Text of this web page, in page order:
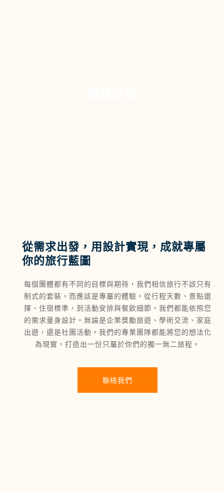
從需求出發，用設計實現，成就專屬
你的旅行藍圖
每個團體都有不同的目標與期待，我們相信旅行不該只有
制式的套裝，而應該是專屬的體驗。從行程天數、景點選
擇、住宿標準，到活動安排與餐飲細節，我們都能依照您
的需求量身設計。無論是企業獎勵旅遊、學術交流、家庭
出遊，還是社團活動，我們的專業團隊都能將您的想法化
為現實，打造出一份只屬於你們的獨一無二旅程。
聯絡我們